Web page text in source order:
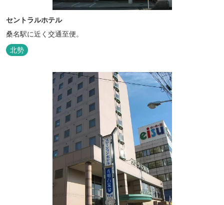
セントラルホテル
桑名駅に近く交通至便。
北勢